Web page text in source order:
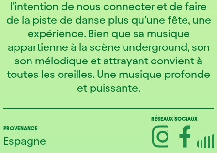
l'intention de nous connecter et de faire
de la piste de danse plus qu'une fête, une
expérience. Bien que sa musique
appartienne à la scène underground, son
son mélodique et attrayant convient à
toutes les oreilles. Une musique profonde
et puissante.
PROVENANCE
Espagne
RÉSEAUX SOCIAUX